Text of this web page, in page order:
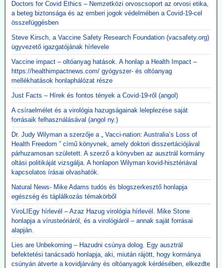
Doctors for Covid Ethics – Nemzetközi orvoscsoport az orvosi etika,
a beteg biztonsága és az emberi jogok védelmében a Covid-19-cel
összefüggésben
Steve Kirsch, a Vaccine Safety Research Foundation (vacsafety.org)
ügyvezető igazgatójának hírlevele
Vaccine impact – oltóanyag hatások. A honlap a Health Impact –
https://healthimpactnews.com/ gyógyszer- és oltóanyag
mellékhatások honlaphálózat része
Just Facts – Hírek és fontos tények a Covid-19-ről (angol)
A csíraelmélet és a virológia hazugságainak leleplezése saját
forrásaik felhasználásával (angol ny.)
Dr. Judy Wilyman a szerzője a „ Vacci-nation: Australia’s Loss of
Health Freedom ” című könyvnek, amely doktori disszertációjával
párhuzamosan született. A szerző a könyvben az ausztrál kormány
oltási politikáját vizsgálja. A honlapon Wilyman kovid-hisztériával
kapcsolatos írásai olvashatók.
Natural News- Mike Adams tudós és blogszerkesztő honlapja
egészség és táplálkozás témakörből
ViroLIEgy hírlevél – Azaz Hazug virológia hírlevél. Mike Stone
honlapja a vírusteóriáról, és a virológiáról – annak saját forrásai
alapján.
Lies are Unbekoming – Hazudni csúnya dolog. Egy ausztrál
befektetési tanácsadó honlapja, aki, miután rájött, hogy kormánya
csúnyán átverte a kovidjárvány és oltóanyagok kérdésében, elkezdte